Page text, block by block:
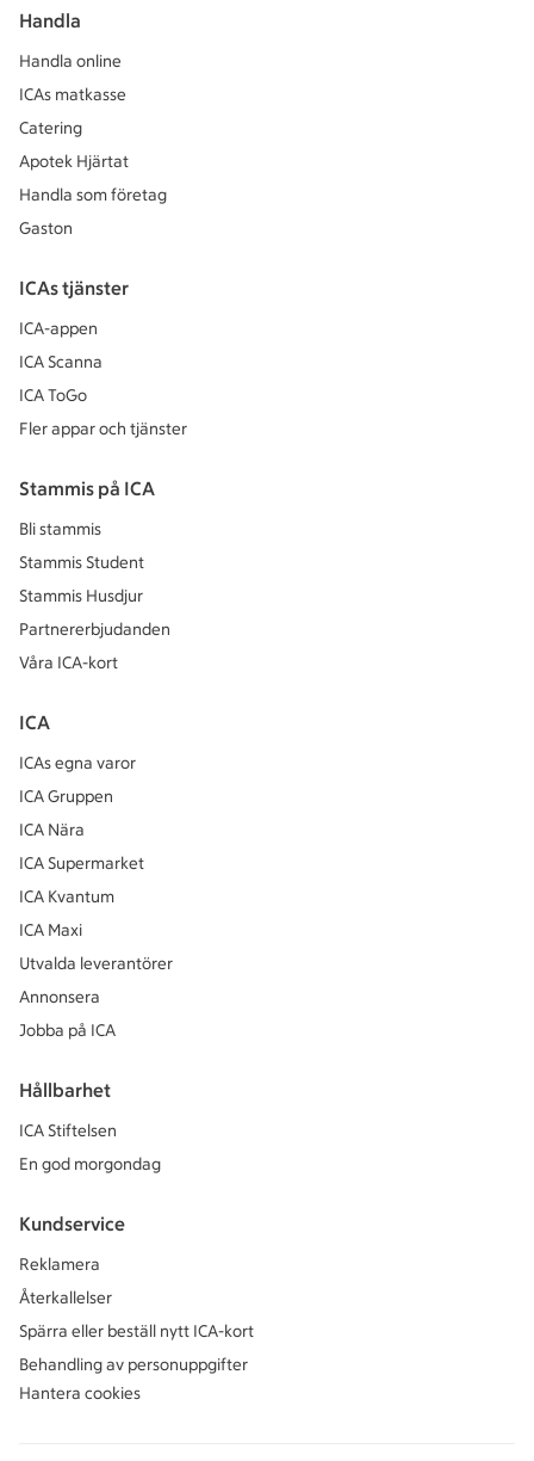
Handla
Handla online
ICAs matkasse
Catering
Apotek Hjärtat
Handla som företag
Gaston
ICAs tjänster
ICA-appen
ICA Scanna
ICA ToGo
Fler appar och tjänster
Stammis på ICA
Bli stammis
Stammis Student
Stammis Husdjur
Partnererbjudanden
Våra ICA-kort
ICA
ICAs egna varor
ICA Gruppen
ICA Nära
ICA Supermarket
ICA Kvantum
ICA Maxi
Utvalda leverantörer
Annonsera
Jobba på ICA
Hållbarhet
ICA Stiftelsen
En god morgondag
Kundservice
Reklamera
Återkallelser
Spärra eller beställ nytt ICA-kort
Behandling av personuppgifter
Hantera cookies